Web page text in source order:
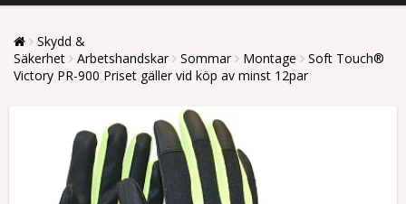
Skydd &
Säkerhet
Arbetshandskar Sommar Montage
Soft Touch®
Victory PR-900 Priset gäller vid köp av minst 12par